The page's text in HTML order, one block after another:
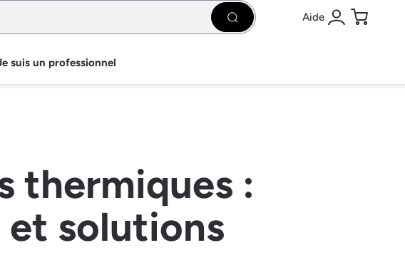
Rechercher Aide
Se connecter
Panier
suis un professionnel
thermiques :
solutions